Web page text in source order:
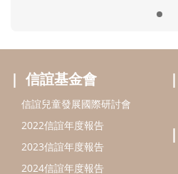
好孕袋
分齡育兒電子報
線上教養諮詢
出版服務